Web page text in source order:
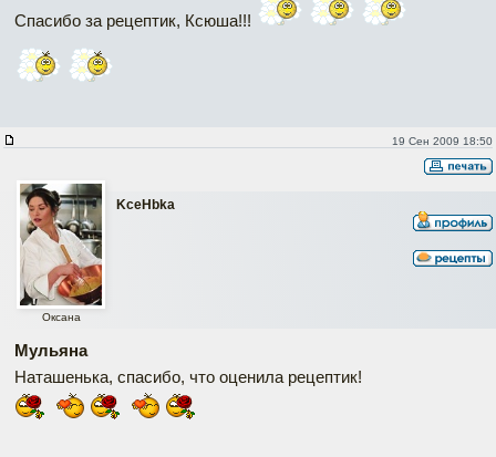
Спасибо за рецептик, Ксюша!!!
19 Сен 2009 18:50
KceHbka
Оксана
Мульяна
Наташенька, спасибо, что оценила рецептик!